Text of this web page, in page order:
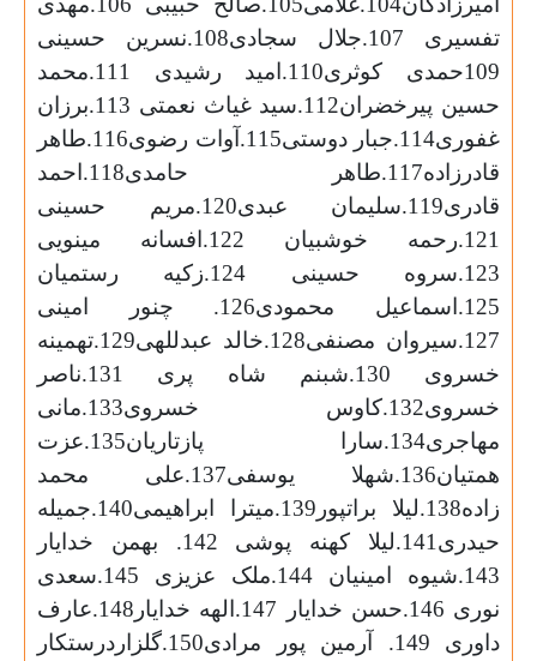
تفسیری 107.جلال سجادی108.نسرین حسینی
109حمدی کوثری110.امید رشیدی 111.محمد
حسین پیرخضران112.سید غیاث نعمتی 113.برزان
غفوری114.جبار دوستی115.آوات رضوی116.طاهر
قادرزاده117.طاهر حامدی118.احمد
قادری119.سلیمان عبدی120.مریم حسینی
121.رحمه خوشبیان 122.افسانه مینویی
123.سروه حسینی 124.زکیه رستمیان
125.اسماعیل محمودی126. چنور امینی
127.سیروان مصنفی128.خالد عبدللهی129.تهمینه
خسروی 130.شبنم شاه پری 131.ناصر
خسروی132.کاوس خسروی133.مانی
مهاجری134.سارا پازتاریان135.عزت
همتیان136.شهلا یوسفی137.علی محمد
زاده138.لیلا براتپور139.میترا ابراهیمی140.جمیله
حیدری141.لیلا کهنه پوشی 142. بهمن خدایار
143.شیوه امینیان 144.ملک عزیزی 145.سعدی
نوری 146.حسن خدایار 147.الهه خدایار148.عارف
داوری 149. آرمین پور مرادی150.گلزاردرستکار